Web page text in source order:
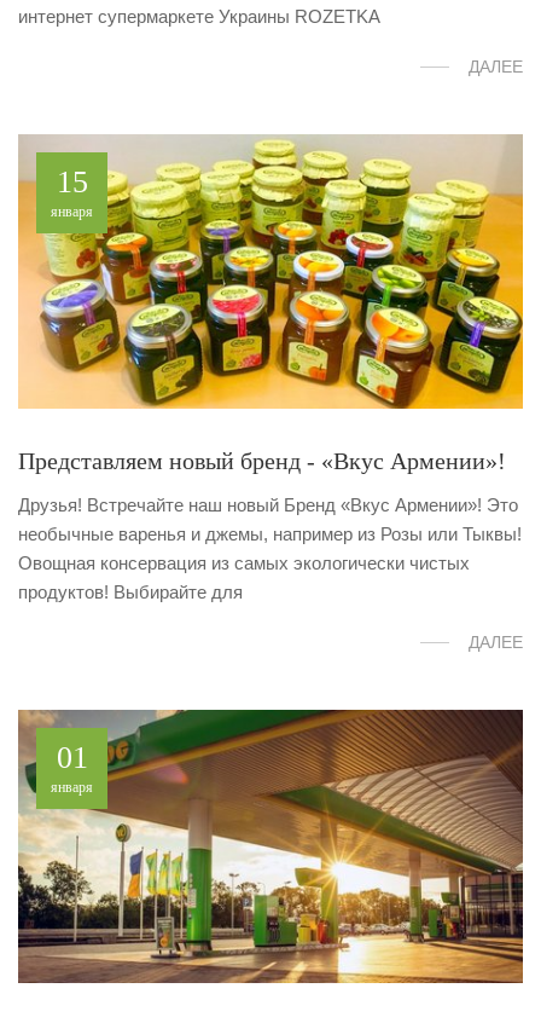
интернет супермаркете Украины ROZETKA
ДАЛЕЕ
15
января
Представляем новый бренд - «Вкус Армении»!
Друзья! Встречайте наш новый Бренд «Вкус Армении»! Это
необычные варенья и джемы, например из Розы или Тыквы!
Овощная консервация из самых экологически чистых
продуктов! Выбирайте для
ДАЛЕЕ
01
января